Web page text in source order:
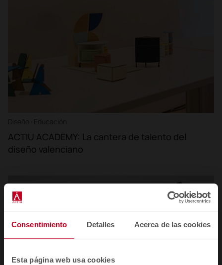
Consentimiento Detalles Acerca de las cookies
Esta página web usa cookies
Diseño · Educación
ACTIU ACADEMY: La cantera de talento del
diseño valenciano